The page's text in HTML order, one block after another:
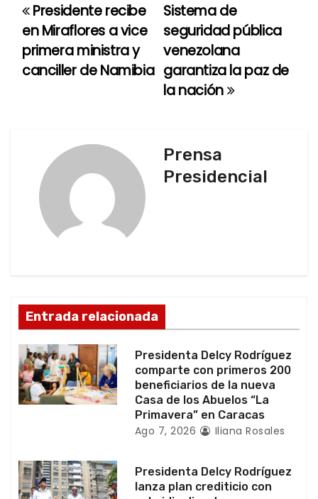
N
a
v
d
e
e
n
r
a
Sistema de
seguridad pública
venezolana
garantiza la paz de
la nación
Presidente recibe
en Miraflores a vice
primera ministra y
canciller de Namibia
Prensa
Presidencial
Entrada relacionada
Presidenta Delcy Rodríguez
comparte con primeros 200
beneficiarios de la nueva
Casa de los Abuelos “La
Primavera” en Caracas
Ago 7, 2026 Iliana Rosales
Presidenta Delcy Rodríguez
lanza plan crediticio con